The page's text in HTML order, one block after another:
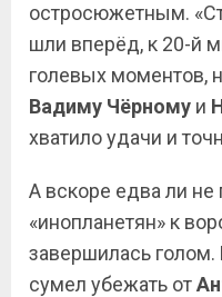
остросюжетным.
шли вперёд, к 20-й
голевых моментов,
Вадиму Чёрному и
хватило удачи и
А вскоре едва ли не
«инопланетян» к
завершилась голом.
сумел убежать от